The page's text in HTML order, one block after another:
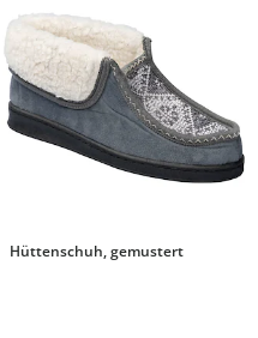
Hüttenschuh, gemustert